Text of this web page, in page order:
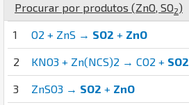
Procurar por produtos (ZnO, SO2)
1 O2 + ZnS → SO2 + ZnO
2 KNO3 + Zn(NCS)2 → CO2 + SO2
3 ZnSO3 → SO2 + ZnO